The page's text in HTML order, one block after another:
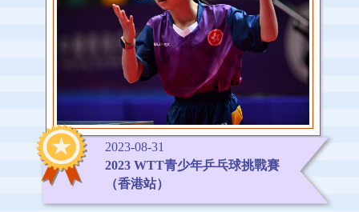
2023-08-31
2023 WTT青少年乒乓球挑戰賽
（香港站）